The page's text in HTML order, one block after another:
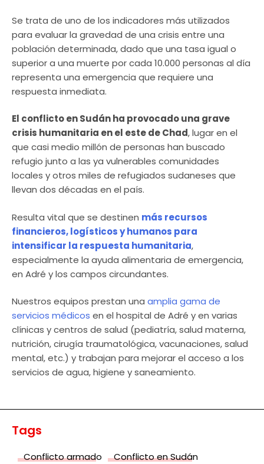
Se trata de uno de los indicadores más utilizados
para evaluar la gravedad de una crisis entre una
población determinada, dado que una tasa igual o
superior a una muerte por cada 10.000 personas al día
representa una emergencia que requiere una
respuesta inmediata.
El conflicto en Sudán ha provocado una grave
crisis humanitaria en el este de Chad, lugar en el
que casi medio millón de personas han buscado
refugio junto a las ya vulnerables comunidades
locales y otros miles de refugiados sudaneses que
llevan dos décadas en el país.
Resulta vital que se destinen más recursos
financieros, logísticos y humanos para
intensificar la respuesta humanitaria,
especialmente la ayuda alimentaria de emergencia,
en Adré y los campos circundantes.
Nuestros equipos prestan una amplia gama de
servicios médicos en el hospital de Adré y en varias
clínicas y centros de salud (pediatría, salud materna,
nutrición, cirugía traumatológica, vacunaciones, salud
mental, etc.) y trabajan para mejorar el acceso a los
servicios de agua, higiene y saneamiento.
Tags
Conflicto armado
Conflicto en Sudán